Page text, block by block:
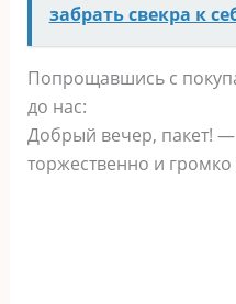
забрать свекра к
Попрощавшись с
до нас:
Добрый вечер, пакет!
торжественно и